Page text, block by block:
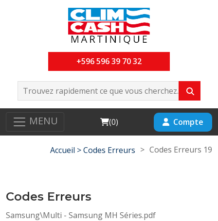
+596 596 39 70 32
MENU Cart
(0) Compte
Accueil >Codes Erreurs > Codes Erreurs 19
Codes Erreurs
Samsung\Multi - Samsung MH Séries.pdf